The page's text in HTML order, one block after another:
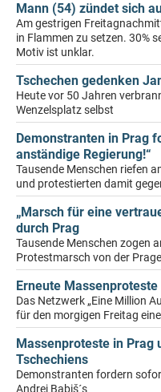
Mann (54) zündet sich
Am gestrigen
in Flammen zu setzen. 30%
Motiv ist unklar.
Tschechen gedenken
Heute vor 50 Jahren
Wenzelsplatz selbst
Demonstranten in Prag
anständige Regierung!“
Tausende Menschen riefen
und protestierten damit
„Marsch für eine
durch Prag
Tausende Menschen zogen
Protestmarsch von der
Erneute
Das Netzwerk „Eine Million
für den morgigen Freitag
Massenproteste in Prag
Tschechiens
Demonstranten fordern
Andrej Babiš´s